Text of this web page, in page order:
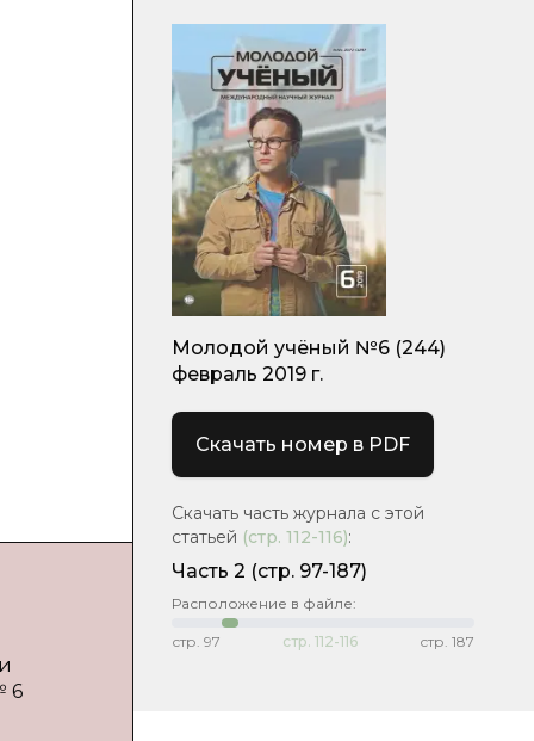
6
Молодой учёный №6 (244)
февраль 2019 г.
Скачать номер в PDF
Скачать часть журнала с этой
статьей (стр. 112-116):
Часть 2 (стр. 97-187)
Расположение в файле:
стр. 97 стр. 112-116 стр. 187